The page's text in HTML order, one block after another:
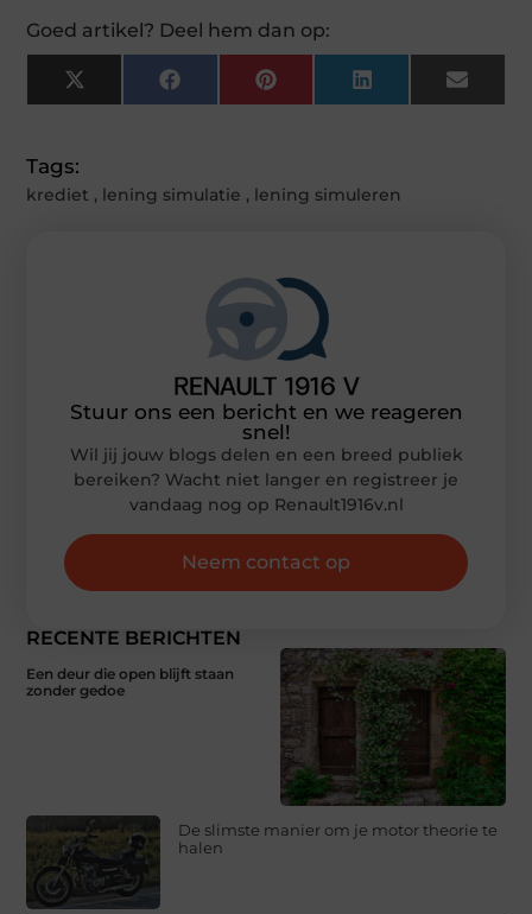
Goed artikel? Deel hem dan op:
X
(Twitter)
FacebookPinterestLinkedInEmail
Tags:
krediet , lening simulatie , lening simuleren
RECENTE BERICHTEN
Een deur die open blijft staan
zonder gedoe
De slimste manier om je motor theorie te
halen
Stuur ons een bericht en we reageren
snel!
Wil jij jouw blogs delen en een breed publiek
bereiken? Wacht niet langer en registreer je
vandaag nog op Renault1916v.nl
Neem contact op